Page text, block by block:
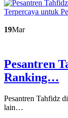
19Mar
Pesantren
Ranking…
Pesantren Tahfidz
lain…